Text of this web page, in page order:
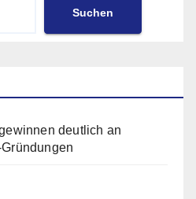
Suchen
deutlich an